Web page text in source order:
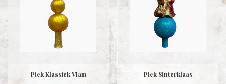
Piek Klassiek Vlam Piek Sinterklaas